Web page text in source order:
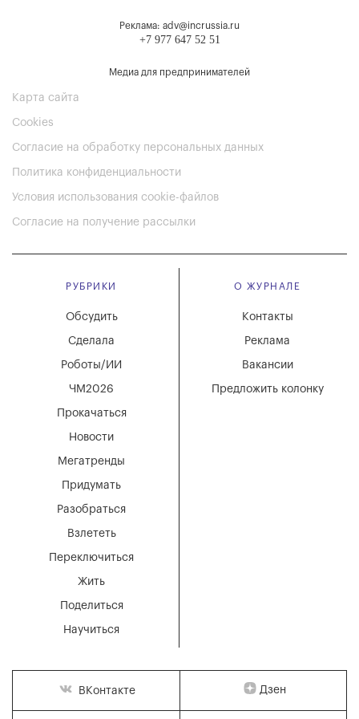
Реклама: adv@incrussia.ru
+7 977 647 52 51
Медиа для предпринимателей
Карта сайта
Cookies
Согласие на обработку персональных данных
Политика конфиденциальности
Условия использования cookie-файлов
Согласие на получение рассылки
РУБРИКИ
Мегатренды
Придумать
Разобраться
Взлететь
Новости
Переключиться
Жить
Поделиться
Научиться
Обсудить
Сделала
Роботы/ИИ
ЧМ2026
Прокачаться
О ЖУРНАЛЕ
Вакансии
Реклама
Контакты
Предложить колонку
ВКонтакте Дзен